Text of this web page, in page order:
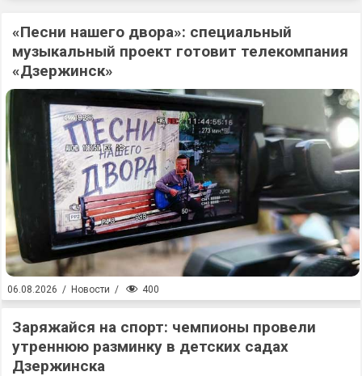
«Песни нашего двора»: специальный
музыкальный проект готовит телекомпания
«Дзержинск»
06.08.2026 / Новости / 400
Заряжайся на спорт: чемпионы провели
утреннюю разминку в детских садах
Дзержинска